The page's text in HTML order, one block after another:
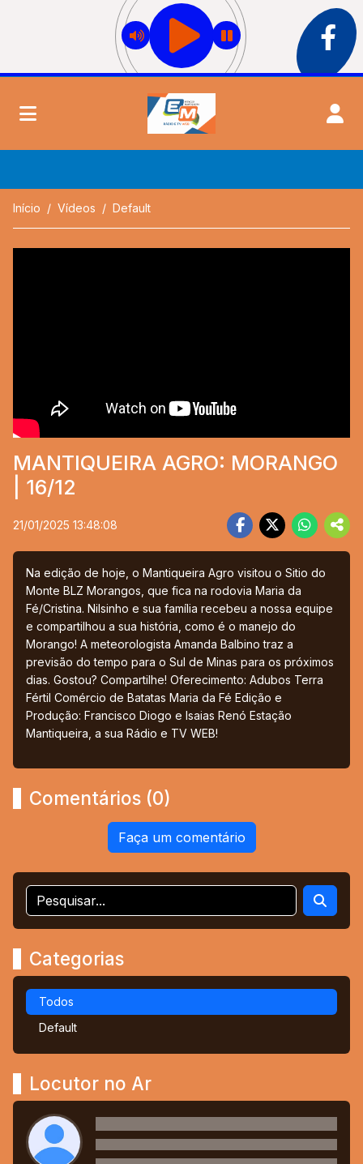
Início Vídeos Default
MANTIQUEIRA AGRO: MORANGO
| 16/12
21/01/2025 13:48:08
Na edição de hoje, o Mantiqueira Agro visitou o Sitio do
Monte BLZ Morangos, que fica na rodovia Maria da
Fé/Cristina. Nilsinho e sua família recebeu a nossa equipe
e compartilhou a sua história, como é o manejo do
Morango! A meteorologista Amanda Balbino traz a
previsão do tempo para o Sul de Minas para os próximos
dias. Gostou? Compartilhe! Oferecimento: Adubos Terra
Fértil Comércio de Batatas Maria da Fé Edição e
Produção: Francisco Diogo e Isaias Renó Estação
Mantiqueira, a sua Rádio e TV WEB!
Comentários (0)
Faça um comentário
Categorias
Todos
Default
Locutor no Ar